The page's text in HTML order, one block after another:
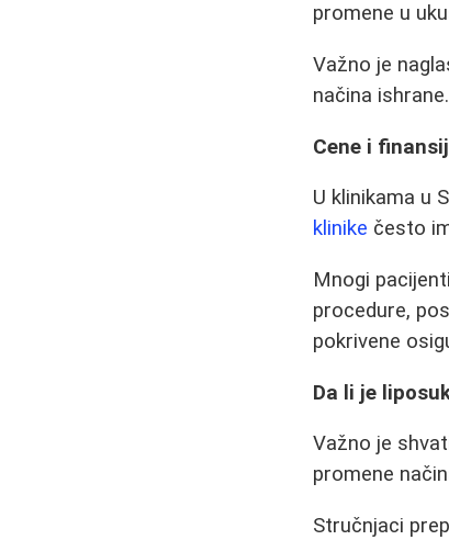
promene u
Važno je
načina ishrane.
Cene i
U klinikama u
klinike često
Mnogi
procedure,
pokrivene
Da li je
Važno je
promene
Stručnjaci